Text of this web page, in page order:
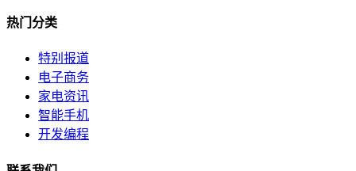
热门分类
特别报道
电子商务
家电资讯
智能手机
开发编程